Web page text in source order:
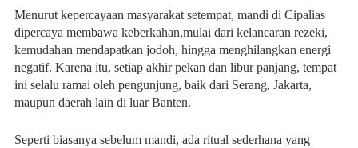
Menurut kepercayaan masyarakat setempat, mandi di Cipalias
dipercaya membawa keberkahan,mulai dari kelancaran rezeki,
kemudahan mendapatkan jodoh, hingga menghilangkan energi
negatif. Karena itu, setiap akhir pekan dan libur panjang, tempat
ini selalu ramai oleh pengunjung, baik dari Serang, Jakarta,
maupun daerah lain di luar Banten.
Seperti biasanya sebelum mandi, ada ritual sederhana yang